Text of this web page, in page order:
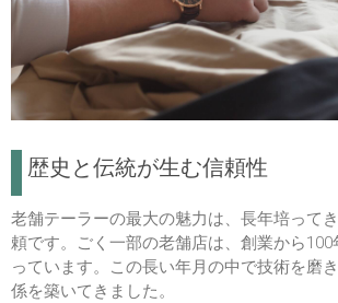
歴史と伝統が生む信頼性
老舗テーラーの最大の魅力は、長年培って
頼です。ごく一部の老舗店は、創業から
っています。この長い年月の中で技術を磨
係を築いてきました。